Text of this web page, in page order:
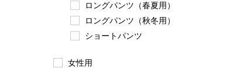
ロングパンツ（春夏用）
ロングパンツ（秋冬用）
ショートパンツ
女性用